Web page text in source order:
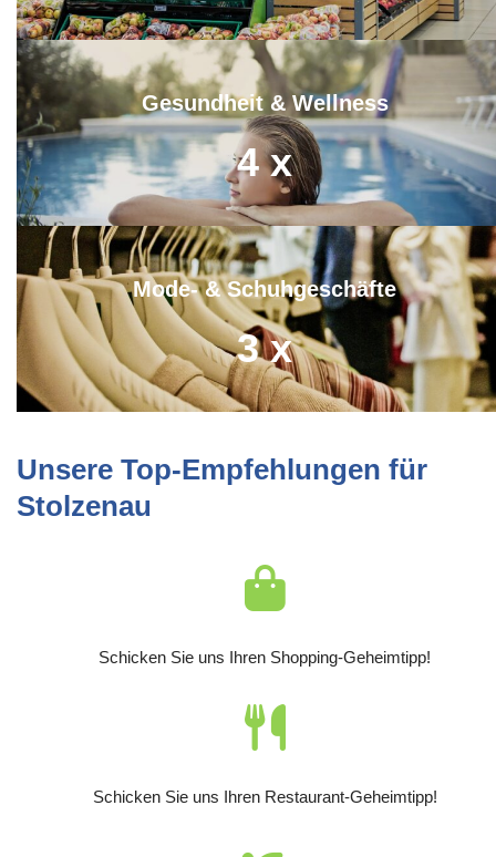
Gesundheit & Wellness
4 x
Mode- & Schuhgeschäfte
3 x
Unsere Top-Empfehlungen für
Stolzenau
Schicken Sie uns Ihren Shopping-Geheimtipp!
Schicken Sie uns Ihren Restaurant-Geheimtipp!